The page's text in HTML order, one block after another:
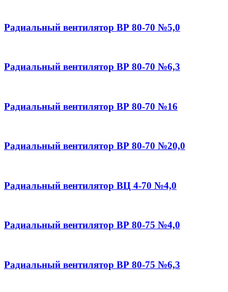
Радиальный вентилятор ВР 80-70 №5,0
Радиальный вентилятор ВР 80-70 №6,3
Радиальный вентилятор ВР 80-70 №16
Радиальный вентилятор ВР 80-70 №20,0
Радиальный вентилятор ВЦ 4-70 №4,0
Радиальный вентилятор ВР 80-75 №4,0
Радиальный вентилятор ВР 80-75 №6,3